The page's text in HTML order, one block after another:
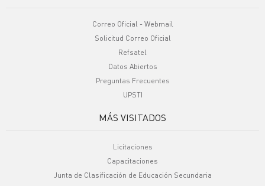
Correo Oficial - Webmail
Solicitud Correo Oficial
Refsatel
Datos Abiertos
Preguntas Frecuentes
UPSTI
MÁS VISITADOS
Licitaciones
Capacitaciones
Junta de Clasificación de Educación Secundaria